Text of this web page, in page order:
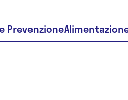
Prevenzione